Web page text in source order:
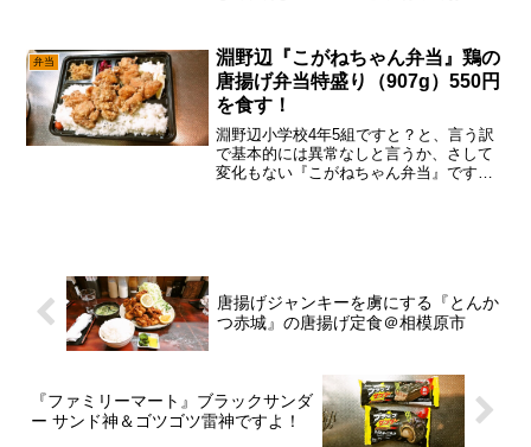
し』がランチの営業日を減らしたので、
そうなると『フルール』率...
弁当
淵野辺『こがねちゃん弁当』鶏の
唐揚げ弁当特盛り（907g）550円
を食す！
淵野辺小学校4年5組ですと？と、言う訳
で基本的には異常なしと言うか、さして
変化もない『こがねちゃん弁当』です
唐揚げジャンキーを虜にする『とんか
つ赤城』の唐揚げ定食＠相模原市
『ファミリーマート』ブラックサンダ
ー サンド神＆ゴツゴツ雷神ですよ！